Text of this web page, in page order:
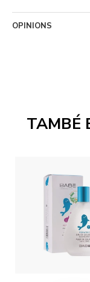
TAMBÉ
OPINIONS